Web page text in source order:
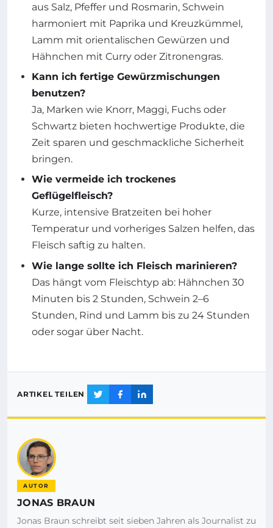
aus Salz, Pfeffer und Rosmarin, Schwein
harmoniert mit Paprika und Kreuzkümmel,
Lamm mit orientalischen Gewürzen und
Hähnchen mit Curry oder Zitronengras.
Kann ich fertige Gewürzmischungen
benutzen?
Ja, Marken wie Knorr, Maggi, Fuchs oder
Schwartz bieten hochwertige Produkte, die
Zeit sparen und geschmackliche Sicherheit
bringen.
Wie vermeide ich trockenes
Geflügelfleisch?
Kurze, intensive Bratzeiten bei hoher
Temperatur und vorheriges Salzen helfen, das
Fleisch saftig zu halten.
Wie lange sollte ich Fleisch marinieren?
Das hängt vom Fleischtyp ab: Hähnchen 30
Minuten bis 2 Stunden, Schwein 2–6
Stunden, Rind und Lamm bis zu 24 Stunden
oder sogar über Nacht.
ARTIKEL TEILEN
AUTOR
JONAS BRAUN
Jonas Braun schreibt seit sieben Jahren als Journalist zu